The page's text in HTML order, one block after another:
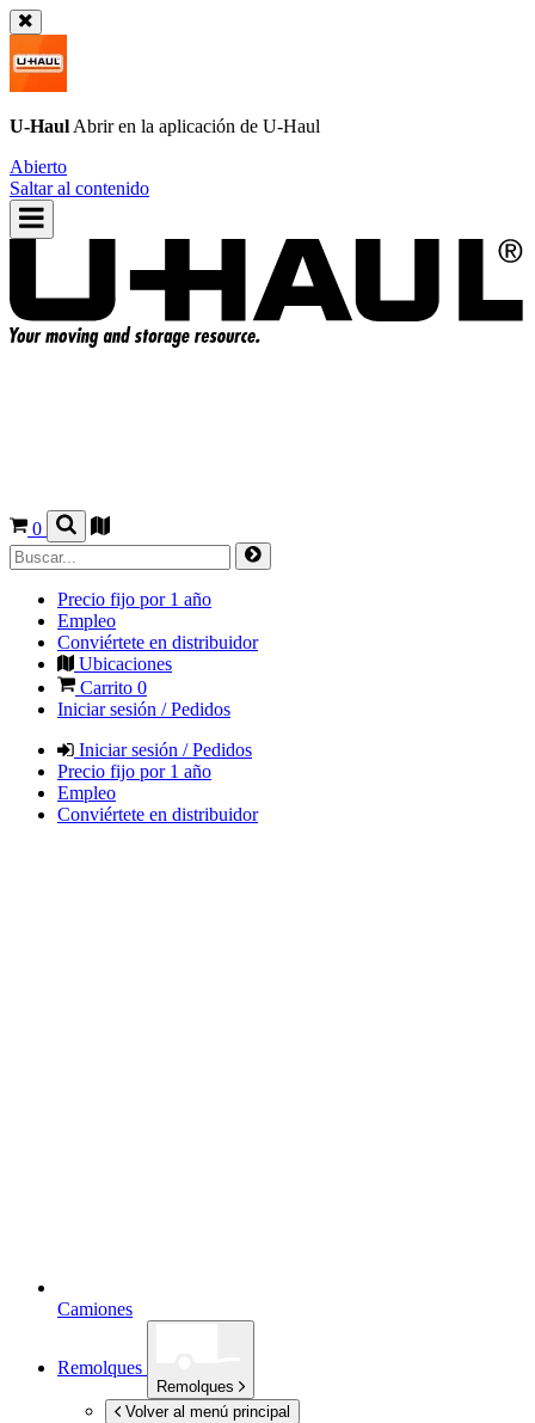
U-Haul Abrir en la aplicación de U-Haul
Abierto
Saltar al contenido
0
Precio fijo por 1 año
Empleo
Conviértete en distribuidor
Ubicaciones
Carrito 0
Iniciar sesión / Pedidos
Iniciar sesión / Pedidos
Precio fijo por 1 año
Empleo
Conviértete en distribuidor
Camiones
Remolques
Remolques
Volver al menú principal